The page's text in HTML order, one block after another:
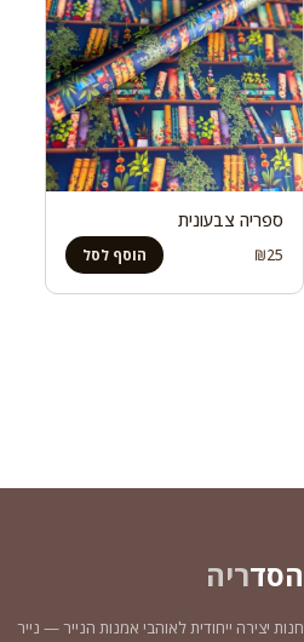
ספריה צבעונית
₪25 הוסף לסל
הסדריה
חנות יצירה ייחודית לאוהבי אמנות הנייר — נייר